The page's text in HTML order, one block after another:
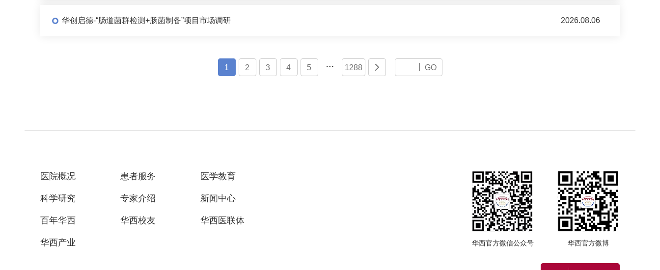
华创启德-“肠道菌群检测+肠菌制备”项目市场调研 2026.08.06
1 2 3 4 5  1288  GO
医院概况 患者服务 医学教育
科学研究 专家介绍 新闻中心
百年华西 华西校友 华西医联体
华西产业 华西官方微信公众号 华西官方微博